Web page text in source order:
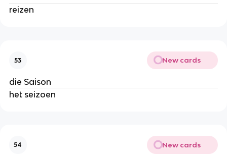
reizen
53 New cards
die Saison
het seizoen
54 New cards